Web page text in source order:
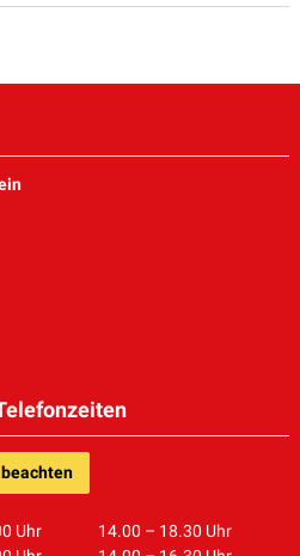
Uhr
14.00 – 18.30 Uhr